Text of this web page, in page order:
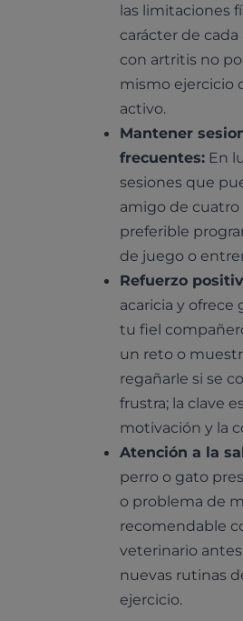
las limitaciones
carácter de
con artritis no
mismo ejercicio
activo.
Mantener
frecuentes: En
sesiones que
amigo de cuatro
preferible
de juego o
Refuerzo
acaricia y ofrece
tu fiel
un reto o
regañarle si se
frustra; la clave
motivación y la
Atención a la
perro o gato
o problema de
recomendable
veterinario
nuevas rutinas
ejercicio.